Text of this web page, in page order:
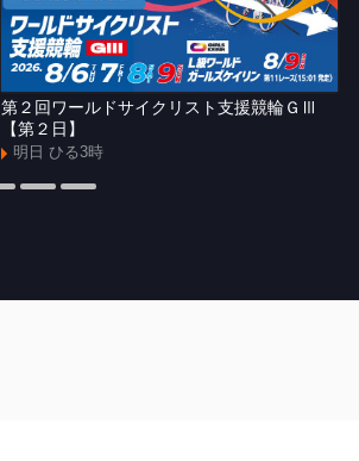
第２回ワールドサイクリスト支援競輪ＧⅢ
【第２日】
明日 ひる3時